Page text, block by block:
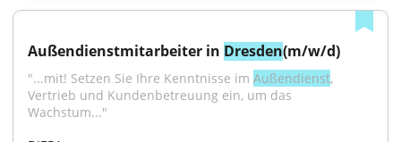
Außendienstmitarbeiter in Dresden(m/w/d)
"...mit! Setzen Sie Ihre Kenntnisse im Außendienst,
Vertrieb und Kundenbetreuung ein, um das
Wachstum..."